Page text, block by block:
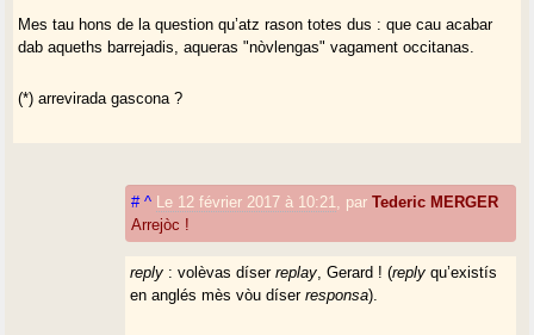
Mes tau hons de la question qu’atz rason totes dus : que cau acabar
dab aqueths barrejadis, aqueras "nòvlengas" vagament occitanas.
(*) arrevirada gascona ?
# ^ Le 12 février 2017 à 10:21 parTederic MERGER
Arrejòc !
reply : volèvas díserreplay , Gerard ! (reply qu’existís
en anglés mès vòu díserresponsa).